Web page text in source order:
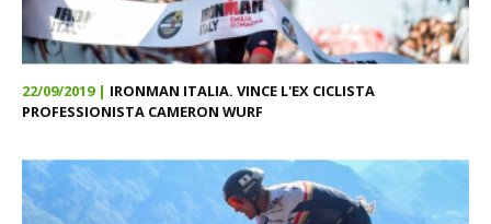
22/09/2019 | IRONMAN ITALIA. VINCE L'EX CICLISTA
PROFESSIONISTA CAMERON WURF